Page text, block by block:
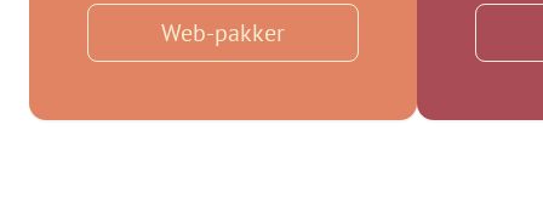
Web-pakker